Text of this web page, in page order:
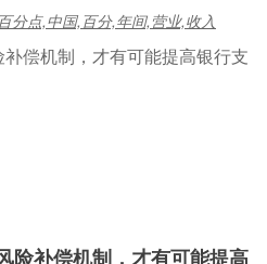
百分点,中国,百分,年间,营业,收入
险补偿机制，才有可能提高